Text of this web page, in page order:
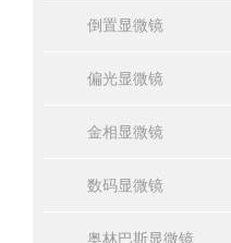
倒置显微镜
偏光显微镜
金相显微镜
数码显微镜
奥林巴斯显微镜